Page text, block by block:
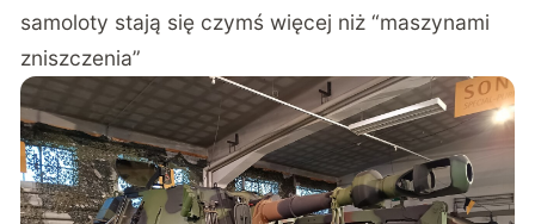
samoloty stają się czymś więcej niż “maszynami
zniszczenia”